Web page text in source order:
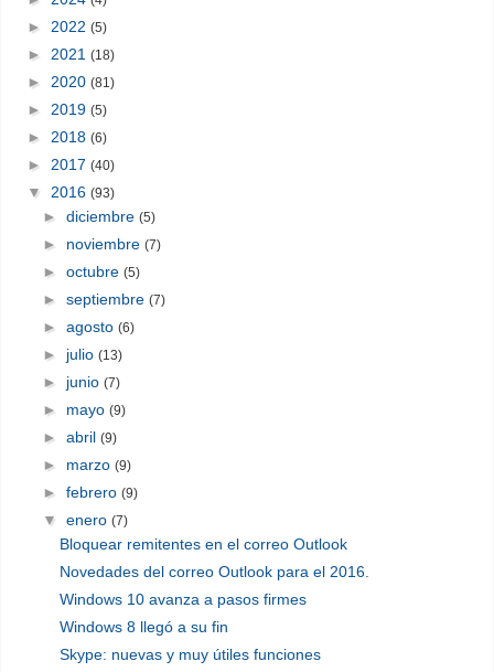
► 2022 (5)
► 2021 (18)
► 2020 (81)
► 2019 (5)
► 2018 (6)
► 2017 (40)
▼ 2016 (93)
►diciembre(5)
► noviembre(7)
►octubre(5)
►septiembre(7)
►agosto(6)
► julio(13)
► junio(7)
► mayo(9)
►abril(9)
► marzo(9)
►febrero(9)
▼enero(7)
Bloquear remitentes en el correo Outlook
Novedades del correo Outlook para el 2016.
Windows 10 avanza a pasos firmes
Windows 8 llegó a su fin
Skype: nuevas y muy útiles funciones